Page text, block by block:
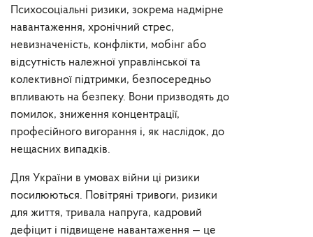
Психосоціальні ризики, зокрема надмірне
навантаження, хронічний стрес,
невизначеність, конфлікти, мобінг або
відсутність належної управлінської та
колективної підтримки, безпосередньо
впливають на безпеку. Вони призводять до
помилок, зниження концентрації,
професійного вигорання і, як наслідок, до
нещасних випадків.
Для України в умовах війни ці ризики
посилюються. Повітряні тривоги, ризики
для життя, тривала напруга, кадровий
дефіцит і підвищене навантаження — це